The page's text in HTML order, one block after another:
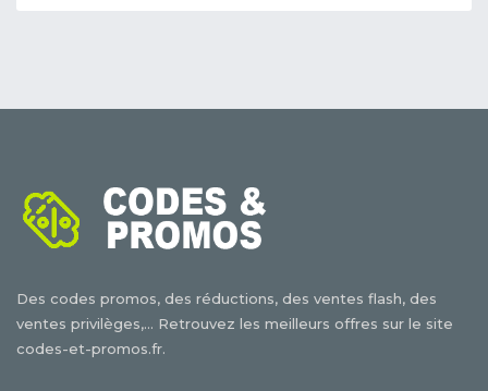
Des codes promos, des réductions, des ventes flash, des
ventes privilèges,... Retrouvez les meilleurs offres sur le site
codes-et-promos.fr.